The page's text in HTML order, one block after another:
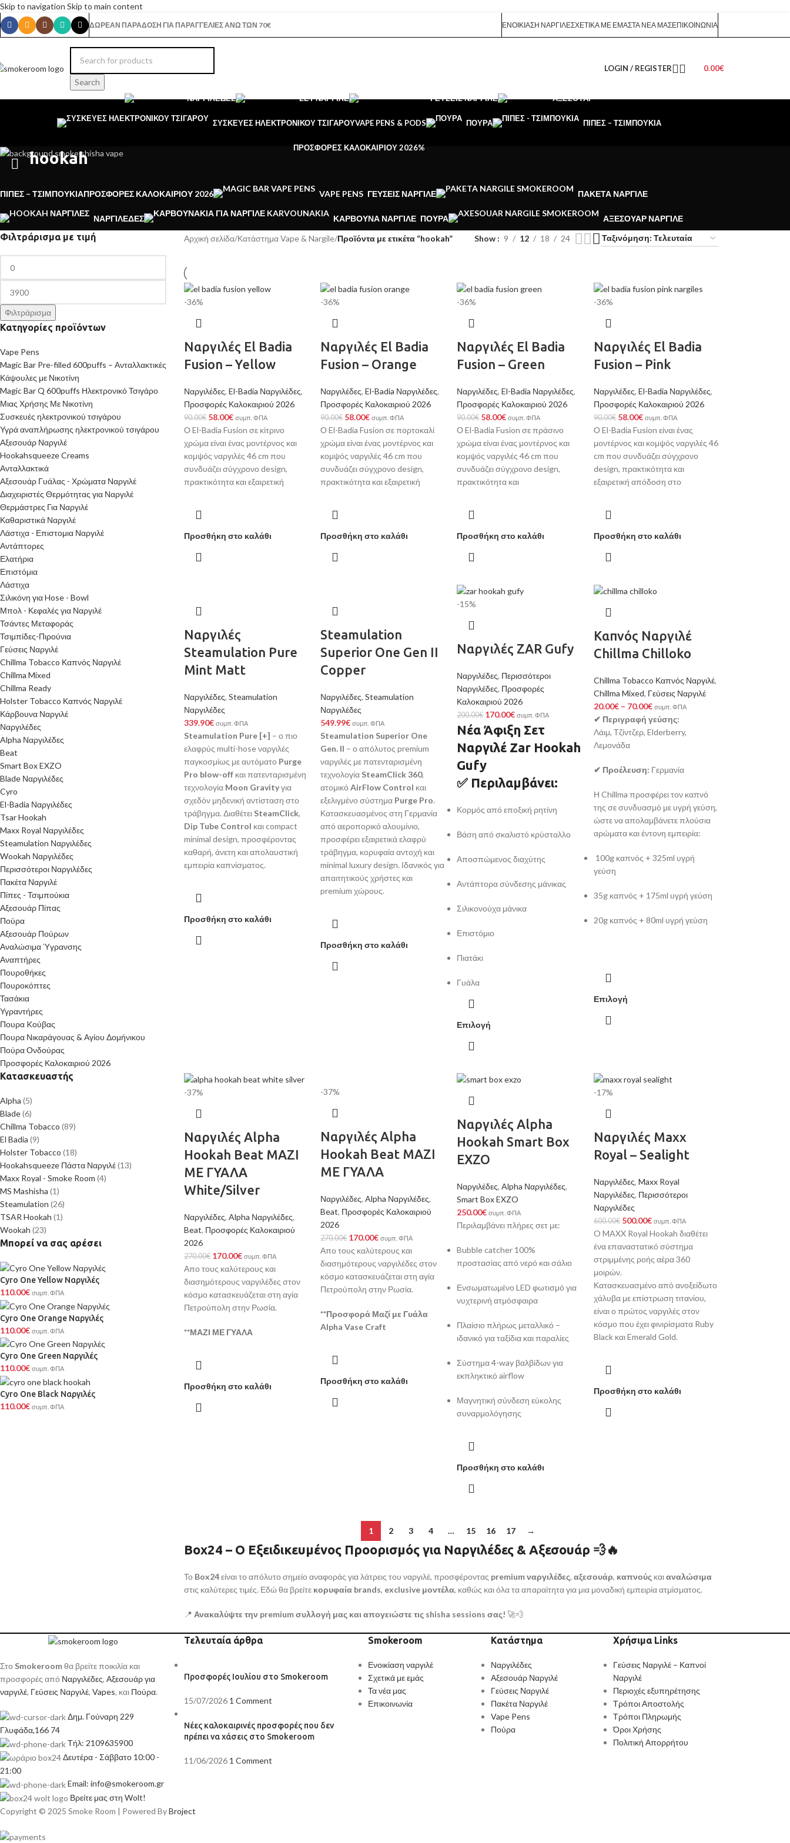
Skip to navigation Skip to main content
ΔΩΡΕΑΝ ΠΑΡΑΔΟΣΗ ΓΙΑ ΠΑΡΑΓΓΕΛΙΕΣ ΑΝΩ ΤΩΝ 70€ ΕΝΟΙΚΊΑΣΗ ΝΑΡΓΙΛΈΣΧΕΤΙΚΆ ΜΕ ΕΜΆΣΤΑ ΝΈΑ ΜΑΣΕΠΙΚΟΙΝΩΝΊΑ
Search
LOGIN / REGISTER 0.00€
ΝΑΡΓΙΛΈΔΕΣ ΣΕΤ ΝΑΡΓΙΛΈ ΓΕΎΣΕΙΣ ΝΑΡΓΙΛΈ ΑΞΕΣΟΥΆΡ
ΣΥΣΚΕΥΕΣ ΗΛΕΚΤΡΟΝΙΚΟΥ ΤΣΙΓΑΡΟΥVAPE PENS & PODS ΠΟΎΡΑ ΠΊΠΕΣ – ΤΣΙΜΠΟΎΚΙΑ
ΠΡΟΣΦΟΡΈΣ ΚΑΛΟΚΑΙΡΙΟΎ 2026%
hookah
ΠΊΠΕΣ – ΤΣΙΜΠΟΎΚΙΑΠΡΟΣΦΟΡΈΣ ΚΑΛΟΚΑΙΡΙΟΎ 2026 VAPE PENS ΓΕΎΣΕΙΣ ΝΑΡΓΙΛΈ ΠΑΚΈΤΑ ΝΑΡΓΙΛΈ
ΝΑΡΓΙΛΈΔΕΣ ΚΆΡΒΟΥΝΑ ΝΑΡΓΙΛΈ ΠΟΎΡΑ ΑΞΕΣΟΥΆΡ ΝΑΡΓΙΛΈ
Φιλτράρισμα με τιμή
Φιλτράρισμα
Κατηγορίες προϊόντων
Vape Pens
Magic Bar Pre-filled 600puffs – Ανταλλακτικές
Κάψουλες με Νικοτίνη
Magic Bar Q 600puffs Ηλεκτρονικό Τσιγάρο
Μιας Χρήσης Με Νικοτίνη
Συσκευές ηλεκτρονικού τσιγάρου
Υγρά αναπλήρωσης ηλεκτρονικού τσιγάρου
Αξεσουάρ Ναργιλέ
Hookahsqueeze Creams
Ανταλλακτικά
Αξεσουάρ Γυάλας - Χρώματα Ναργιλέ
Διαχειριστές Θερμότητας για Ναργιλέ
Θερμάστρες Για Ναργιλέ
Καθαριστικά Ναργιλέ
Λάστιχα - Επιστομια Ναργιλέ
Αντάπτορες
Ελατήρια
Επιστόμια
Λάστιχα
Σιλικόνη για Hose - Bowl
Μπολ - Κεφαλές για Ναργιλέ
Τσάντες Μεταφοράς
Τσιμπίδες-Πιρούνια
Γεύσεις Ναργιλέ
Chillma Tobacco Καπνός Ναργιλέ
Chillma Mixed
Chillma Ready
Holster Tobacco Καπνός Ναργιλέ
Κάρβουνα Ναργιλέ
Ναργιλέδες
Alpha Ναργιλέδες
Beat
Smart Box EXZO
Blade Ναργιλέδες
Cyro
El-Badia Ναργιλέδες
Tsar Hookah
Maxx Royal Ναργιλέδες
Steamulation Ναργιλέδες
Wookah Ναργιλέδες
Περισσότεροι Ναργιλέδες
Πακέτα Ναργιλέ
Πίπες - Τσιμπούκια
Αξεσουάρ Πίπας
Πούρα
Αξεσουάρ Πούρων
Αναλώσιμα Ύγρανσης
Αναπτήρες
Πουροθήκες
Πουροκόπτες
Τασάκια
Υγραντήρες
Πουρα Kούβας
Πουρα Νικαράγουας & Αγίου Δομήνικου
Πούρα Ονδούρας
Προσφορές Καλοκαιριού 2026
Κατασκευαστής
Alpha (5)
Blade(6)
Chillma Tobacco (89)
El Badia (9)
Holster Tobacco (18)
Hookahsqueeze Πάστα Ναργιλέ(13)
Maxx Royal - Smoke Room (4)
MS Mashisha (1)
Steamulation (26)
TSAR Hookah (1)
Wookah (23)
Μπορεί να σας αρέσει
Cyro One Yellow Ναργιλές
110.00€ συμπ. ΦΠΑ
Cyro One Orange Ναργιλές
110.00€ συμπ. ΦΠΑ
Cyro One Green Ναργιλές
110.00€ συμπ. ΦΠΑ
Cyro One Black Ναργιλές
110.00€ συμπ. ΦΠΑ
Αρχική σελίδα/Κατάστημα Vape & Nargile/Προϊόντα με ετικέτα “hookah” Show 9 12 18 24
-36%
Ναργιλές El Badia
Fusion – Yellow
Ναργιλέδες, El-Badia Ναργιλέδες,
Προσφορές Καλοκαιριού 2026
90.00€ 58.00€ συμπ. ΦΠΑ
Ο El-Badia Fusion σε κίτρινο
χρώμα είναι ένας μοντέρνος και
κομψός ναργιλές 46 cm που
συνδυάζει σύγχρονο design,
πρακτικότητα και εξαιρετική
Προσθήκη στο καλάθι
-36%
Ναργιλές El Badia
Fusion – Orange
Ναργιλέδες, El-Badia Ναργιλέδες,
Προσφορές Καλοκαιριού 2026
90.00€ 58.00€ συμπ. ΦΠΑ
Ο El-Badia Fusion σε πορτοκαλί
χρώμα είναι ένας μοντέρνος και
κομψός ναργιλές 46 cm που
συνδυάζει σύγχρονο design,
πρακτικότητα και εξαιρετική
Προσθήκη στο καλάθι
-36%
Ναργιλές El Badia
Fusion – Green
Ναργιλέδες, El-Badia Ναργιλέδες,
Προσφορές Καλοκαιριού 2026
90.00€ 58.00€ συμπ. ΦΠΑ
Ο El-Badia Fusion σε πράσινο
χρώμα είναι ένας μοντέρνος και
κομψός ναργιλές 46 cm που
συνδυάζει σύγχρονο design,
πρακτικότητα και
Προσθήκη στο καλάθι
-36%
Ναργιλές El Badia
Fusion – Pink
Ναργιλέδες, El-Badia Ναργιλέδες,
Προσφορές Καλοκαιριού 2026
90.00€ 58.00€ συμπ. ΦΠΑ
Ο El-Badia Fusion είναι ένας
μοντέρνος και κομψός ναργιλές 46
cm που συνδυάζει σύγχρονο
design, πρακτικότητα και
εξαιρετική απόδοση στο
Προσθήκη στο καλάθι
Ναργιλές
Steamulation Pure
Mint Matt
Ναργιλέδες, Steamulation
Ναργιλέδες
339.90€ συμπ. ΦΠΑ
Steamulation Pure [+] – ο πιο
ελαφρύς multi-hose ναργιλές
παγκοσμίως με αυτόματο Purge
Pro blow-offκαι πατενταρισμένη
τεχνολογία Moon Gravityγια
σχεδόν μηδενική αντίσταση στο
τράβηγμα. Διαθέτει SteamClick,
Dip Tube Control και compact
minimal design, προσφέροντας
καθαρή, άνετη και απολαυστική
εμπειρία καπνίσματος.
Προσθήκη στο καλάθι
Steamulation
Superior One Gen II
Copper
Ναργιλέδες, Steamulation
Ναργιλέδες
549.99€ συμπ. ΦΠΑ
Steamulation Superior One
Gen. II – ο απόλυτος premium
ναργιλές με πατενταρισμένη
τεχνολογία SteamClick 360,
ατομικόAirFlow Control και
εξελιγμένο σύστημα Purge Pro.
Κατασκευασμένος στη Γερμανία
από αεροπορικό αλουμίνιο,
προσφέρει εξαιρετικά ελαφρύ
τράβηγμα, κορυφαία αντοχή και
minimal luxury design. Ιδανικός για
απαιτητικούς χρήστες και
premium χώρους.
Προσθήκη στο καλάθι
-15%
Ναργιλές ZAR Gufy
Ναργιλέδες, Περισσότεροι
Ναργιλέδες, Προσφορές
Καλοκαιριού 2026
200.00€ 170.00€ συμπ. ΦΠΑ
Νέα Άφιξη Σετ
Ναργιλέ Zar Hookah
Gufy
✅ Περιλαμβάνει:
Κορμός από εποξική ρητίνη
Βάση από σκαλιστό κρύσταλλο
Αποσπώμενος διαχύτης
Αντάπτορα σύνδεσης μάνικας
Σιλικονούχα μάνικα
Επιστόμιο
Πιατάκι
Γυάλα
Επιλογή
Καπνός Ναργιλέ
Chillma Chilloko
Chillma Tobacco Καπνός Ναργιλέ,
Chillma Mixed, Γεύσεις Ναργιλέ
20.00€ – 70.00€ συμπ. ΦΠΑ
✔ Περιγραφή γεύσης:
Λάιμ, Τζίντζερ, Elderberry,
Λεμονάδα
✔ Προέλευση: Γερμανία
Η Chillma προσφέρει τον καπνό
της σε συνδυασμό με υγρή γεύση,
ώστε να απολαμβάνετε πλούσια
αρώματα και έντονη εμπειρία:
100g καπνός + 325ml υγρή
γεύση
35g καπνός + 175ml υγρή γεύση
20g καπνός + 80ml υγρή γεύση
Επιλογή
-37%
Ναργιλές Alpha
Hookah Beat ΜΑΖΙ
ΜΕ ΓΥΑΛΑ
White/Silver
Ναργιλέδες, Alpha Ναργιλέδες,
Beat, Προσφορές Καλοκαιριού
2026
270.00€ 170.00€ συμπ. ΦΠΑ
Απο τους καλύτερους και
διασημότερους ναργιλέδες στον
κόσμο κατασκευάζεται στη αγία
Πετρούπολη στην Ρωσία.
**ΜΑΖΙ ΜΕ ΓΥΑΛΑ
Προσθήκη στο καλάθι
-37%
Ναργιλές Alpha
Hookah Beat ΜΑΖΙ
ΜΕ ΓΥΑΛΑ
Ναργιλέδες, Alpha Ναργιλέδες,
Beat, Προσφορές Καλοκαιριού
2026
270.00€ 170.00€ συμπ. ΦΠΑ
Απο τους καλύτερους και
διασημότερους ναργιλέδες στον
κόσμο κατασκευάζεται στη αγία
Πετρούπολη στην Ρωσία.
**Προσφορά Μαζί με Γυάλα
Alpha Vase Craft
Προσθήκη στο καλάθι
Ναργιλές Alpha
Hookah Smart Box
EXZO
Ναργιλέδες, Alpha Ναργιλέδες,
Smart Box EXZO
250.00€ συμπ. ΦΠΑ
Περιλαμβάνει πλήρες σετ με:
Bubble catcher 100%
προστασίας από νερό και σάλιο
Ενσωματωμένο LED φωτισμό για
νυχτερινή ατμόσφαιρα
Πλαίσιο πλήρως μεταλλικό –
ιδανικό για ταξίδια και παραλίες
Σύστημα 4-way βαλβίδων για
εκπληκτικό airflow
Μαγνητική σύνδεση εύκολης
συναρμολόγησης
Προσθήκη στο καλάθι
-17%
Ναργιλές Maxx
Royal – Sealight
Ναργιλέδες, Maxx Royal
Ναργιλέδες, Περισσότεροι
Ναργιλέδες
600.00€ 500.00€ συμπ. ΦΠΑ
O MAXX Royal Hookah διαθέτει
ένα επαναστατικό σύστημα
στριμμένης ροής αέρα 360
μοιρών.
Κατασκευασμένο από ανοξείδωτο
χάλυβα με επίστρωση τιτανίου,
είναι ο πρώτος ναργιλές στον
κόσμο που έχει φινιρίσματα Ruby
Black και Emerald Gold.
Προσθήκη στο καλάθι
1 2 3 4 … 15 16 17 →
Box24 – Ο Εξειδικευμένος Προορισμός για Ναργιλέδες & Αξεσουάρ 💨🔥
Το Box24είναι το απόλυτο σημείο αναφοράς για λάτρεις του ναργιλέ, προσφέροντας premium ναργιλέδες, αξεσουάρ, καπνούςκαιαναλώσιμα
στις καλύτερες τιμές. Εδώ θα βρείτε κορυφαία brands, exclusive μοντέλα, καθώς και όλα τα απαραίτητα για μια μοναδική εμπειρία ατμίσματος.
📍 Ανακαλύψτε την premium συλλογή μας και απογειώστε τις shisha sessions σας! 🚀💨
Στο Smokeroomθα βρείτε ποικιλία και
προσφορές από Ναργιλέδες, Αξεσουάρ για
ναργιλέ, Γεύσεις Ναργιλέ, Vapes, και Πούρα.
Δημ. Γούναρη 229
Γλυφάδα,166 74
Τήλ: 2109635900
Δευτέρα - Σάββατο 10:00 -
21:00
Email: info@smokeroom.gr
Βρείτε μας στη Wolt!
Τελευταία άρθρα
Προσφορές Ιουλίου στο Smokeroom
15/07/2026 1 Comment
Νέες καλοκαιρινές προσφορές που δεν
πρέπει να χάσεις στο Smokeroom
11/06/2026 1 Comment
Smokeroom
Ενοικίαση ναργιλέ
Σχετικά με εμάς
Τα νέα μας
Επικοινωνία
Κατάστημα
Ναργιλέδες
Αξεσουάρ Ναργιλέ
Γεύσεις Ναργιλέ
Πακέτα Ναργιλέ
Vape Pens
Πούρα
Χρήσιμα Links
Γεύσεις Ναργιλέ – Καπνοί
Ναργιλέ
Περιοχές εξυπηρέτησης
Τρόποι Αποστολής
Τρόποι Πληρωμής
Όροι Χρήσης
Πολιτική Απορρήτου
Copyright © 2025 Smoke Room | Powered ByBroject